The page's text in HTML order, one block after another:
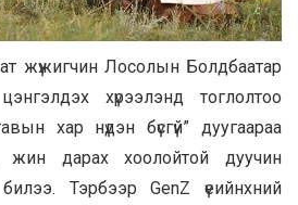
жүжигчин Лосолын Болдбаатар
хүрээлэнд тоглолтоо
хар нүдэн бүсгүй” дуугаараа
жин дарах хоолойтой дуучин
Тэрбээр GenZ үеийнхний